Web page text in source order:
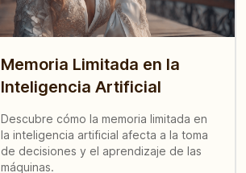
Memoria Limitada en la
Inteligencia Artificial
Descubre cómo la memoria limitada en
la inteligencia artificial afecta a la toma
de decisiones y el aprendizaje de las
máquinas.